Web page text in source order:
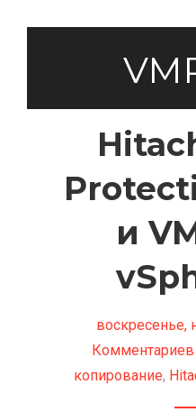
и
воскресенье,
Комментариев
копирование,